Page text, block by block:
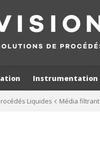
Instrumentation
Liquides Média filtrant